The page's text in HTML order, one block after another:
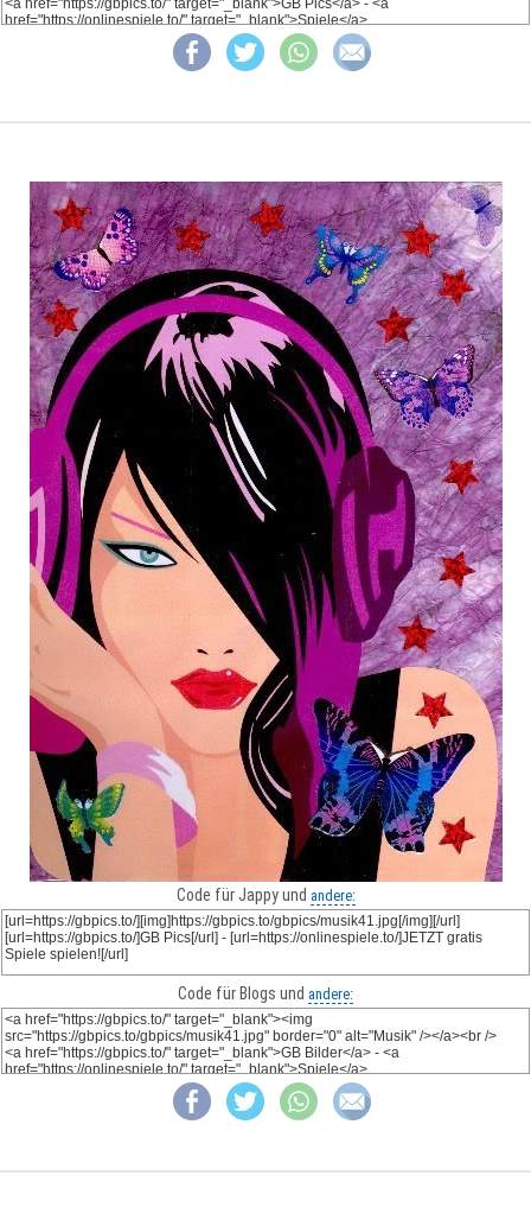
Code für Jappy und andere:
Code für Blogs und andere: